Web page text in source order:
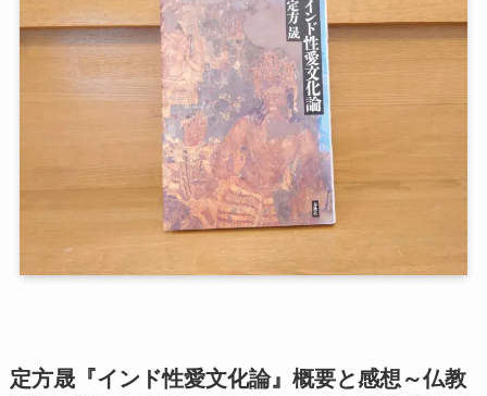
インド・スリランカ仏跡紀行
第一次インド遠征～ガンジス川の聖地を訪ねて
第二次インド遠征～インド中南部の遺跡を訪ねて
仏教聖地スリランカ紀行
第三次インド遠征～ブッダゆかりの地を巡る旅
定方晟『インド性愛文化論』概要と感想～仏教